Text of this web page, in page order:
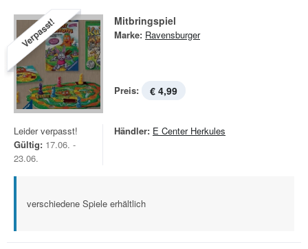
Verpasst! Mitbringspiel
Marke: Ravensburger
Preis: € 4,99
Leider verpasst!
Gültig: 17.06. -
23.06.
Händler: E Center Herkules
verschiedene Spiele erhältlich